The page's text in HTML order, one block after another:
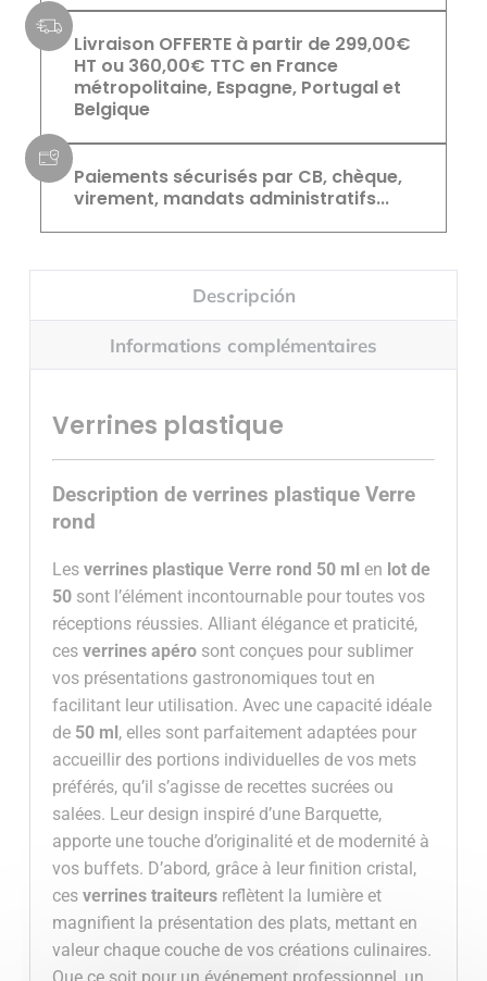
Livraison OFFERTE à partir de 299,00€
HT ou 360,00€ TTC en France
métropolitaine, Espagne, Portugal et
Belgique
Paiements sécurisés par CB, chèque,
virement, mandats administratifs...
Descripción
Informations complémentaires
Verrines plastique
Description de verrines plastique Verre
rond
Les verrines plastique Verre rond 50 ml en lot de
50sont l’élément incontournable pour toutes vos
réceptions réussies. Alliant élégance et praticité,
ces verrines apérosont conçues pour sublimer
vos présentations gastronomiques tout en
facilitant leur utilisation. Avec une capacité idéale
de 50 ml , elles sont parfaitement adaptées pour
accueillir des portions individuelles de vos mets
préférés, qu’il s’agisse de recettes sucrées ou
salées. Leur design inspiré d’une Barquette,
apporte une touche d’originalité et de modernité à
vos buffets. D’abord, grâce à leur finition cristal,
ces verrines traiteursreflètent la lumière et
magnifient la présentation des plats, mettant en
valeur chaque couche de vos créations culinaires.